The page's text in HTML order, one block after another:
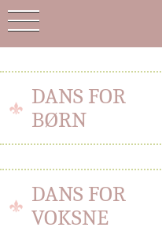
DANS FOR
BØRN
DANS FOR
VOKSNE